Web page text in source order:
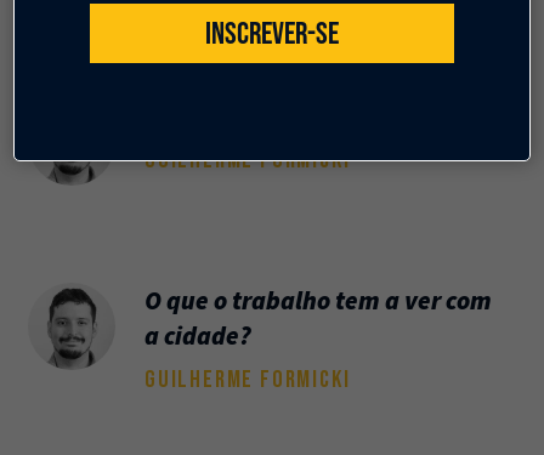
GUILHERME FORMICKI
O que o trabalho tem a ver com
a cidade?
GUILHERME FORMICKI
INSCREVER-SE